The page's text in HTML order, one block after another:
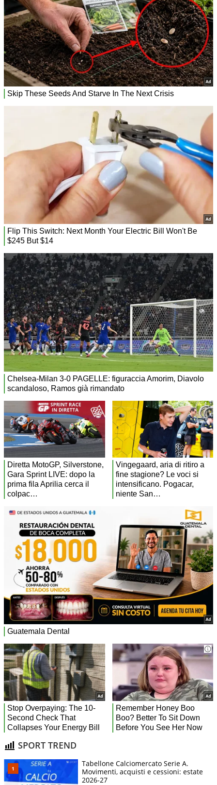
SPORT TREND
Tabellone Calciomercato Serie A.
Movimenti, acquisti e cessioni: estate
2026-27